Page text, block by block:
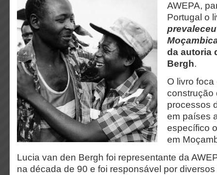
AWEPA,
Portugal o
da autoria
Bergh.
O livro
construção
processos
em países
específico
em
Lucia van den Bergh foi representante da
na década de 90 e foi responsável por